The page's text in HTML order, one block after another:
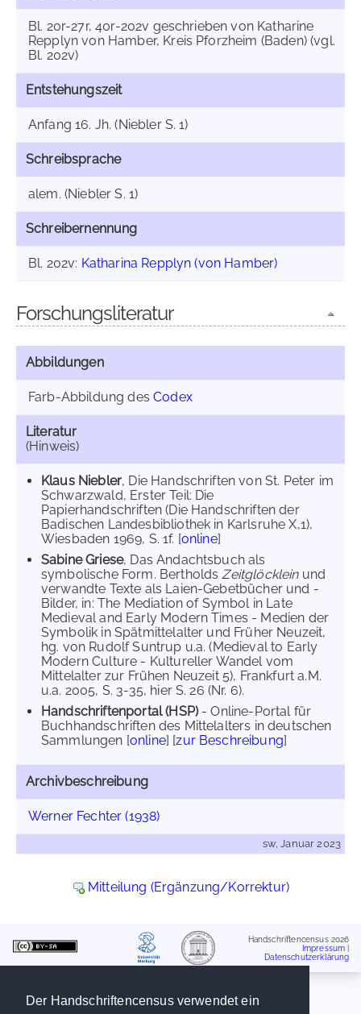
Der Handschriftencensus verwendet ein
Bl. 20r-27r, 40r-202v geschrieben von Katharine
Repplyn von Hamber, Kreis Pforzheim (Baden) (vgl.
Bl. 202v)
Entstehungszeit
Anfang 16. Jh. (Niebler S. 1)
Schreibsprache
alem. (Niebler S. 1)
Schreibernennung
Bl. 202v: Katharina Repplyn (von Hamber)
Forschungsliteratur
Abbildungen
Farb-Abbildung desCodex
Literatur
(Hinweis)
Klaus Niebler, Die Handschriften von St. Peter im
Schwarzwald, Erster Teil: Die
Papierhandschriften (Die Handschriften der
Badischen Landesbibliothek in Karlsruhe X,1),
Wiesbaden 1969, S. 1f. [online]
Sabine Griese, Das Andachtsbuch als
symbolische Form. BertholdsZeitglöckleinund
verwandte Texte als Laien-Gebetbücher und -
Bilder, in: The Mediation of Symbol in Late
Medieval and Early Modern Times - Medien der
Symbolik in Spätmittelalter und Früher Neuzeit,
hg. von Rudolf Suntrup u.a. (Medieval to Early
Modern Culture - Kultureller Wandel vom
Mittelalter zur Frühen Neuzeit 5), Frankfurt a.M.
u.a. 2005, S. 3-35, hier S. 26 (Nr. 6).
Handschriftenportal (HSP)- Online-Portal für
Buchhandschriften des Mittelalters in deutschen
Sammlungen [online] [zur Beschreibung]
Archivbeschreibung
Werner Fechter (1938)
sw, Januar 2023
Mitteilung (Ergänzung/Korrektur)
Handschriftencensus 2026
Impressum
Datenschutzerklärung